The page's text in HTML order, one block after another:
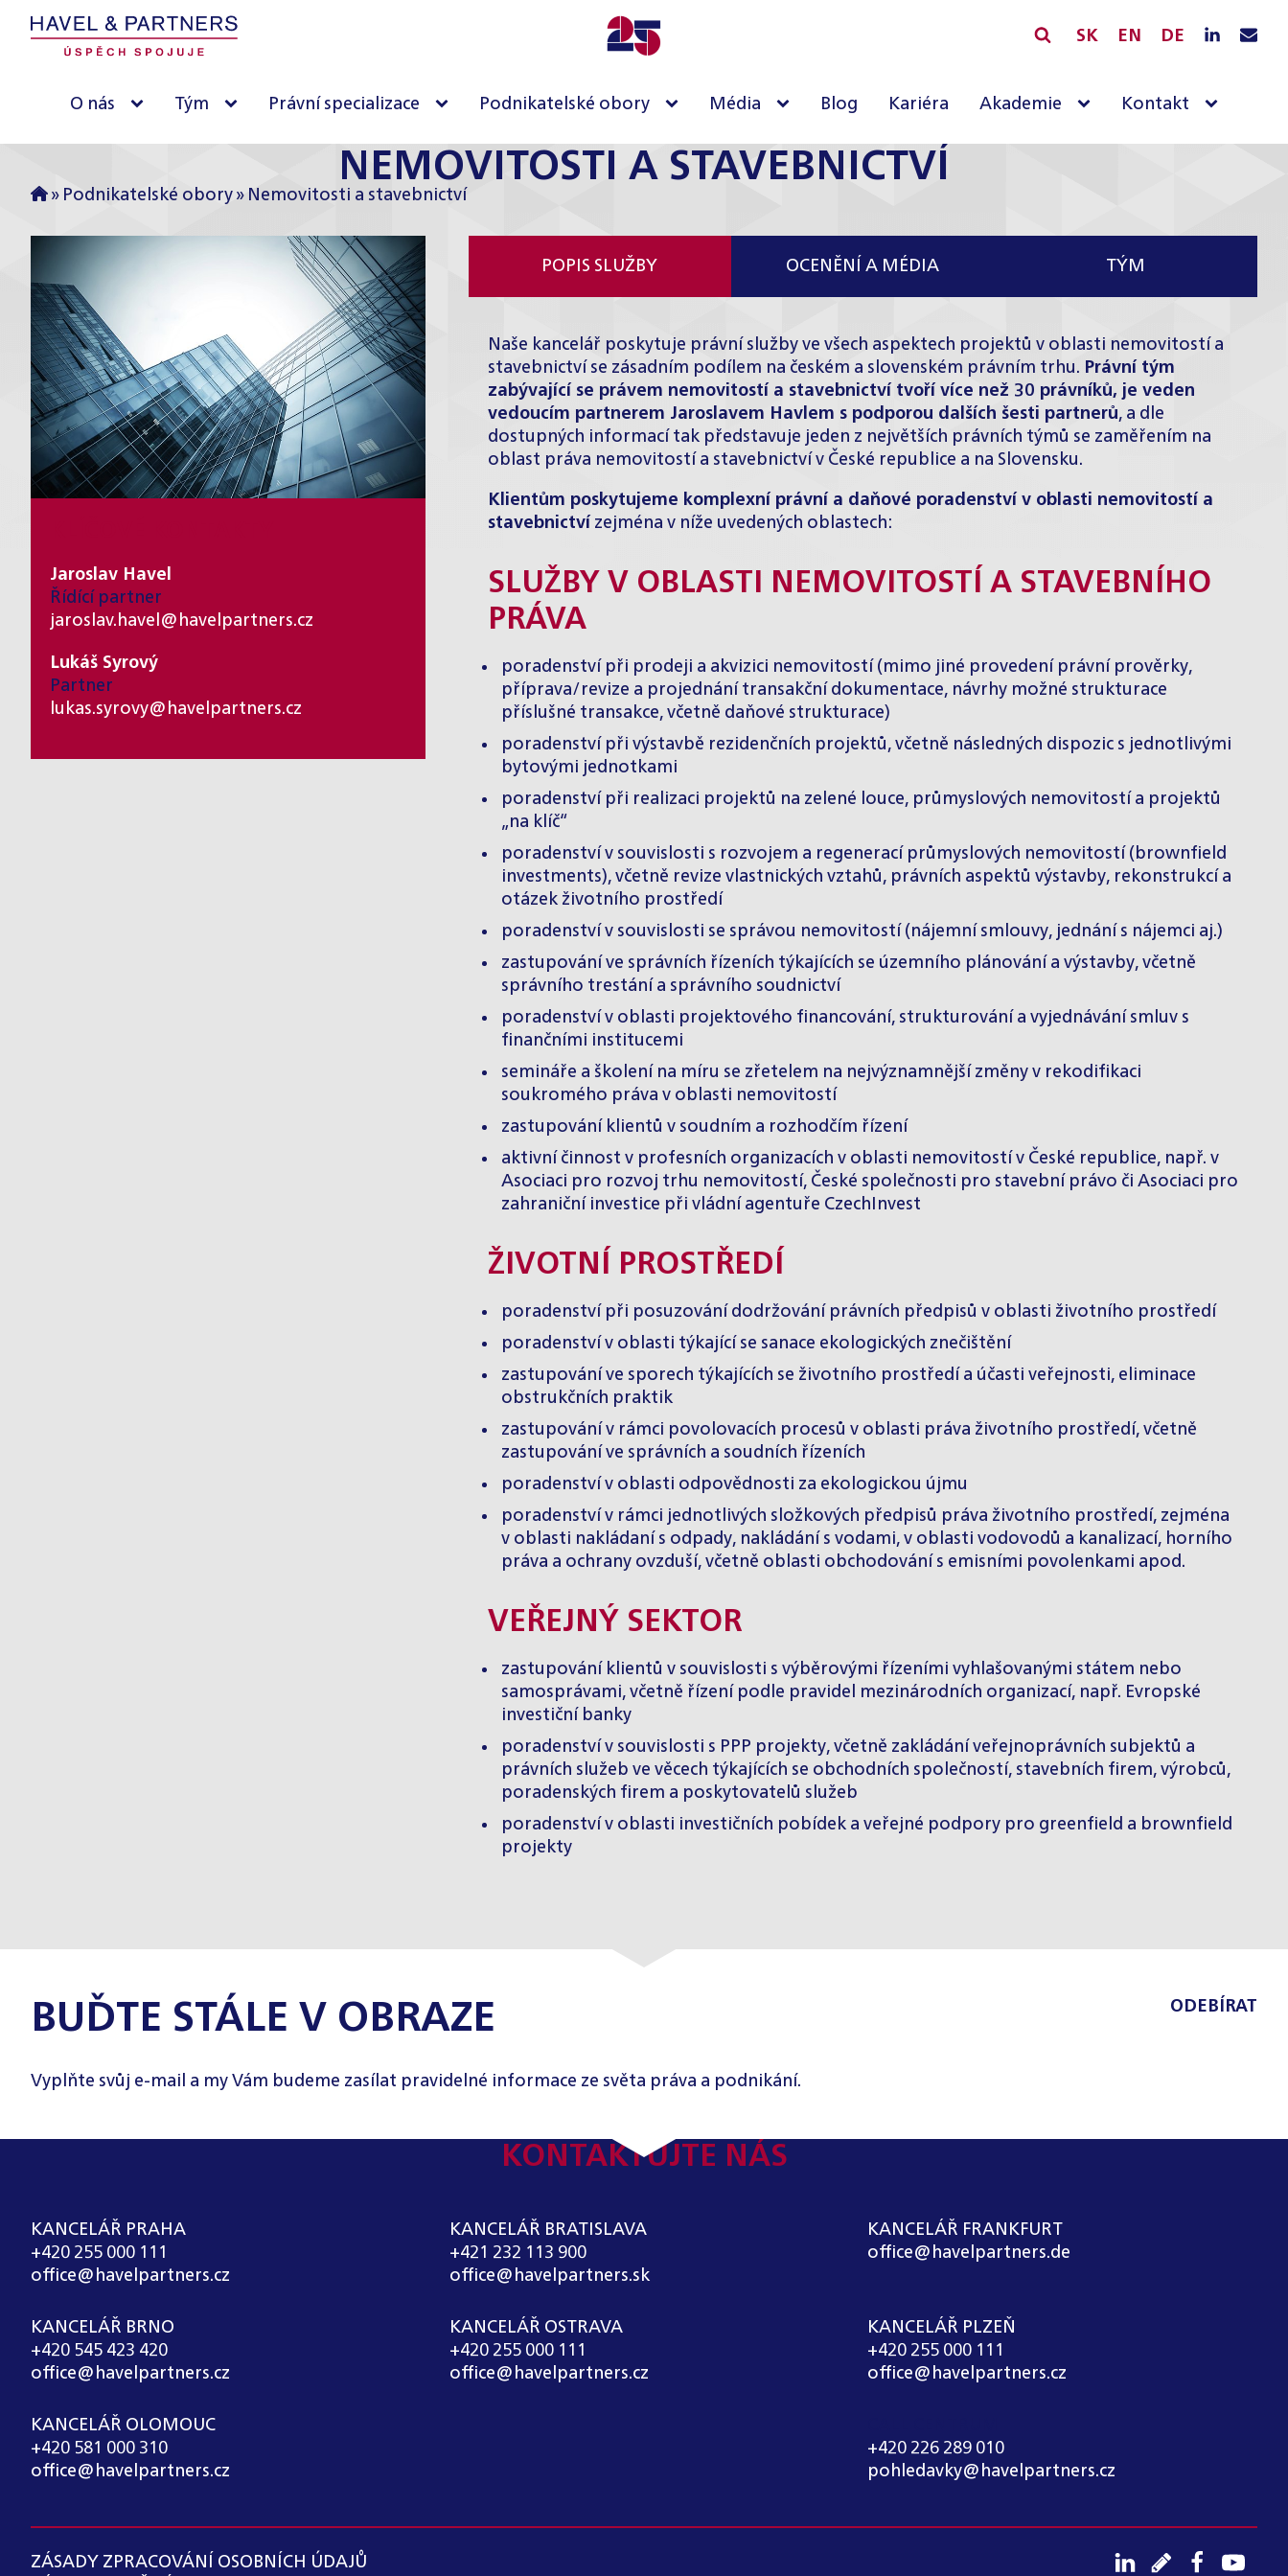
SK EN DE
O nás Tým Právní specializace Podnikatelské obory Média Blog Kariéra Akademie Kontakt
» Podnikatelské obory » Nemovitosti a stavebnictví
NEMOVITOSTI A STAVEBNICTVÍ
Jaroslav Havel
Řídící partner
jaroslav.havel@havelpartners.cz
Lukáš Syrový
Partner
lukas.syrovy@havelpartners.cz
POPIS SLUŽBY OCENĚNÍ A MÉDIA TÝM
Naše kancelář poskytuje právní služby ve všech aspektech projektů v oblasti nemovitostí a
stavebnictví se zásadním podílem na českém a slovenském právním trhu. Právní tým
zabývající se právem nemovitostí a stavebnictví tvoří více než 30 právníků, je veden
vedoucím partnerem Jaroslavem Havlem s podporou dalších šesti partnerů, a dle
dostupných informací tak představuje jeden z největších právních týmů se zaměřením na
oblast práva nemovitostí a stavebnictví v České republice a na Slovensku.
Klientům poskytujeme komplexní právní a daňové poradenství v oblasti nemovitostí a
stavebnictví zejména v níže uvedených oblastech:
SLUŽBY V OBLASTI NEMOVITOSTÍ A STAVEBNÍHO
PRÁVA
poradenství při prodeji a akvizici nemovitostí (mimo jiné provedení právní prověrky,
příprava/revize a projednání transakční dokumentace, návrhy možné strukturace
příslušné transakce, včetně daňové strukturace)
poradenství při výstavbě rezidenčních projektů, včetně následných dispozic s jednotlivými
bytovými jednotkami
poradenství při realizaci projektů na zelené louce, průmyslových nemovitostí a projektů
„na klíč“
poradenství v souvislosti s rozvojem a regenerací průmyslových nemovitostí (brownfield
investments), včetně revize vlastnických vztahů, právních aspektů výstavby, rekonstrukcí a
otázek životního prostředí
poradenství v souvislosti se správou nemovitostí (nájemní smlouvy, jednání s nájemci aj.)
zastupování ve správních řízeních týkajících se územního plánování a výstavby, včetně
správního trestání a správního soudnictví
poradenství v oblasti projektového financování, strukturování a vyjednávání smluv s
finančními institucemi
semináře a školení na míru se zřetelem na nejvýznamnější změny v rekodifikaci
soukromého práva v oblasti nemovitostí
zastupování klientů v soudním a rozhodčím řízení
aktivní činnost v profesních organizacích v oblasti nemovitostí v České republice, např. v
Asociaci pro rozvoj trhu nemovitostí, České společnosti pro stavební právo či Asociaci pro
zahraniční investice při vládní agentuře CzechInvest
ŽIVOTNÍ PROSTŘEDÍ
poradenství při posuzování dodržování právních předpisů v oblasti životního prostředí
poradenství v oblasti týkající se sanace ekologických znečištění
zastupování ve sporech týkajících se životního prostředí a účasti veřejnosti, eliminace
obstrukčních praktik
zastupování v rámci povolovacích procesů v oblasti práva životního prostředí, včetně
zastupování ve správních a soudních řízeních
poradenství v oblasti odpovědnosti za ekologickou újmu
poradenství v rámci jednotlivých složkových předpisů práva životního prostředí, zejména
v oblasti nakládaní s odpady, nakládání s vodami, v oblasti vodovodů a kanalizací, horního
práva a ochrany ovzduší, včetně oblasti obchodování s emisními povolenkami apod.
VEŘEJNÝ SEKTOR
zastupování klientů v souvislosti s výběrovými řízeními vyhlašovanými státem nebo
samosprávami, včetně řízení podle pravidel mezinárodních organizací, např. Evropské
investiční banky
poradenství v souvislosti s PPP projekty, včetně zakládání veřejnoprávních subjektů a
právních služeb ve věcech týkajících se obchodních společností, stavebních firem, výrobců,
poradenských firem a poskytovatelů služeb
poradenství v oblasti investičních pobídek a veřejné podpory pro greenfield a brownfield
projekty
BUĎTE STÁLE V OBRAZE ODEBÍRAT
Vyplňte svůj e-mail a my Vám budeme zasílat pravidelné informace ze světa práva a podnikání.
KONTAKTUJTE NÁS
KANCELÁŘ PRAHA
+420 255 000 111
office@havelpartners.cz
KANCELÁŘ BRATISLAVA
+421 232 113 900
office@havelpartners.sk
KANCELÁŘ FRANKFURT
office@havelpartners.de
KANCELÁŘ BRNO
+420 545 423 420
office@havelpartners.cz
KANCELÁŘ OSTRAVA
+420 255 000 111
office@havelpartners.cz
KANCELÁŘ PLZEŇ
+420 255 000 111
office@havelpartners.cz
KANCELÁŘ OLOMOUC
+420 581 000 310
office@havelpartners.cz
+420 226 289 010
pohledavky@havelpartners.cz
ZÁSADY ZPRACOVÁNÍ OSOBNÍCH ÚDAJŮ